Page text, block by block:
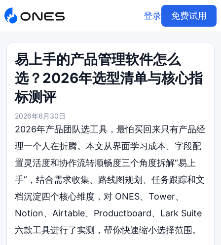
登录 免费试用
易上手的产品管理软件怎么
选？2026年选型清单与核心指
标测评
2026年6月30日
2026年产品团队选工具，最怕买回来只有产品经
理一个人在折腾。本文从界面学习成本、字段配
置灵活度和协作流转顺畅度三个角度拆解“易上
手”，结合需求收集、路线图规划、任务跟踪和文
档沉淀四个核心维度，对 ONES、Tower、
Notion、Airtable、Productboard、Lark Suite
六款工具进行了实测，帮你快速缩小选择范围。